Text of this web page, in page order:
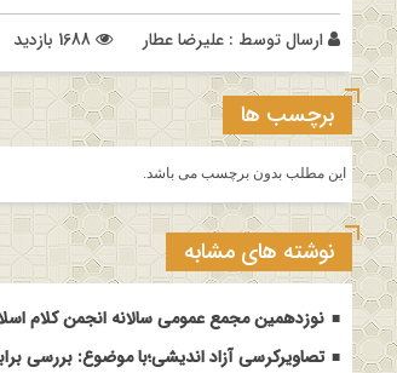
ارسال توسط : علیرضا عطار
برچسب ها
این مطلب بدون برچسب می باشد.
نوشته های مشابه
نوزدهمین مجمع عمومی سالانه انجمن کلام
تصاویرکرسی آزاد اندیشی؛با موضوع: بررسی